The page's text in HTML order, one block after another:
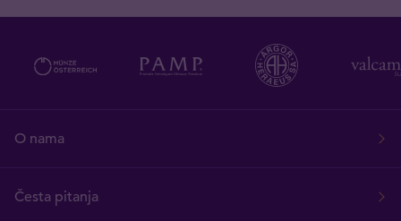
O nama
Česta pitanja